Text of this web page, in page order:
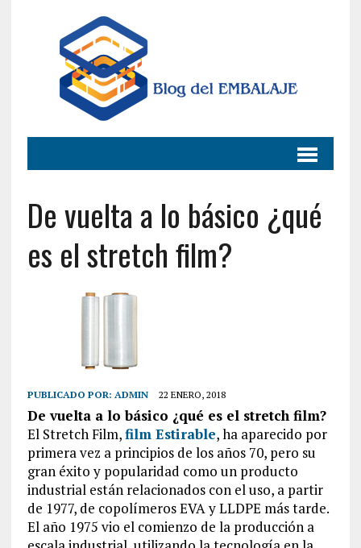
De vuelta a lo básico ¿qué
es el stretch film?
PUBLICADO POR: ADMIN 22 ENERO, 2018
De vuelta a lo básico ¿qué es el stretch film?
El Stretch Film,film Estirable, ha aparecido por
primera vez a principios de los años 70, pero su
gran éxito y popularidad como un producto
industrial están relacionados con el uso, a partir
de 1977, de copolímeros EVA y LLDPE más tarde.
El año 1975 vio el comienzo de la producción a